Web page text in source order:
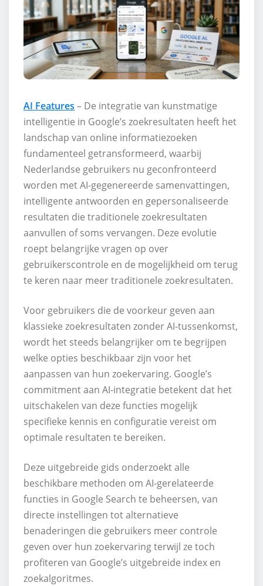
AI Features – De integratie van kunstmatige
intelligentie in Google’s zoekresultaten heeft het
landschap van online informatiezoeken
fundamenteel getransformeerd, waarbij
Nederlandse gebruikers nu geconfronteerd
worden met AI-gegenereerde samenvattingen,
intelligente antwoorden en gepersonaliseerde
resultaten die traditionele zoekresultaten
aanvullen of soms vervangen. Deze evolutie
roept belangrijke vragen op over
gebruikerscontrole en de mogelijkheid om terug
te keren naar meer traditionele zoekresultaten.
Voor gebruikers die de voorkeur geven aan
klassieke zoekresultaten zonder AI-tussenkomst,
wordt het steeds belangrijker om te begrijpen
welke opties beschikbaar zijn voor het
aanpassen van hun zoekervaring. Google’s
commitment aan AI-integratie betekent dat het
uitschakelen van deze functies mogelijk
specifieke kennis en configuratie vereist om
optimale resultaten te bereiken.
Deze uitgebreide gids onderzoekt alle
beschikbare methoden om AI-gerelateerde
functies in Google Search te beheersen, van
directe instellingen tot alternatieve
benaderingen die gebruikers meer controle
geven over hun zoekervaring terwijl ze toch
profiteren van Google’s uitgebreide index en
zoekalgoritmes.